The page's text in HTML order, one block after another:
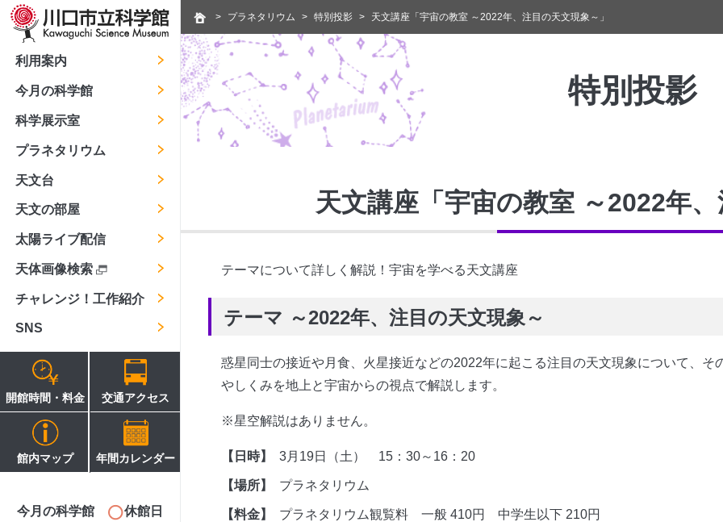
利用案内
今月の科学館
科学展示室
プラネタリウム
天文台
天文の部屋
太陽ライブ配信
天体画像検索
チャレンジ！工作紹介
SNS
開館時間・料金 交通アクセス
館内マップ 年間カレンダー
今月の科学館 休館日
プラネタリウム 特別投影 天文講座「宇宙の教室 ～2022年、注目の天文現象～」
特別投影
天文講座「宇宙の教室 ～2022年
テーマについて詳しく解説！宇宙を学べる天文講座
テーマ ～2022年、注目の天文現象～
惑星同士の接近や月食、火星接近などの2022年に起こる注目の天文現象について、そ
やしくみを地上と宇宙からの視点で解説します。
※星空解説はありません。
【日時】 3月19日（土） 15：30～16：20
【場所】 プラネタリウム
【料金】 プラネタリウム観覧料 一般 410円 中学生以下 210円